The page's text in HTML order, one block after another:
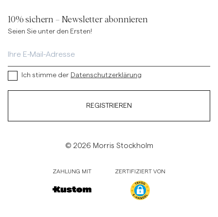
10% sichern – Newsletter abonnieren
Seien Sie unter den Ersten!
Ich stimme der Datenschutzerklärung
REGISTRIEREN
© 2026 Morris Stockholm
ZAHLUNG MIT ZERTIFIZIERT VON